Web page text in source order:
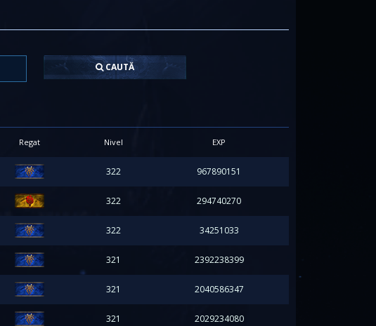
CAUTĂ
Regat Nivel EXP
322 967890151
322 294740270
322 34251033
321 2392238399
321 2040586347
321 2029234080